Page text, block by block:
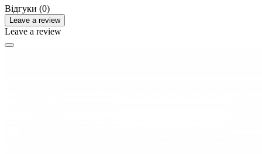
Відгуки (0)
Leave a review
Leave a review